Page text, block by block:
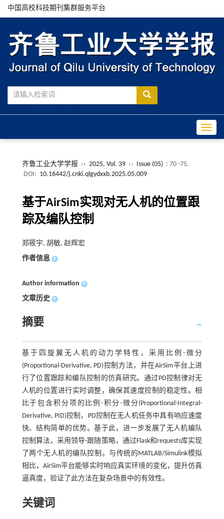
中国高校科技期刊集群服务平台
齐鲁工业大学学报 ›› 2025, Vol. 39 ›› Issue (05) : 70 -75.
DOI: 10.16442/j.cnki.qlgydxxb.2025.05.009
基于AirSim实现对无人机的位置跟
踪及编队控制
郑筱宇, 胡敏, 赵辉宏
作者信息 +
Author information +
文章历史 +
摘要
基于四旋翼无人机的动力学特性，采用比例-微分
(Proportional-Derivative, PD)控制方法，并在AirSim平台上进
行了位置跟踪和编队控制的仿真研究。通过PD控制律对无
人机的位置进行实时调整，确保其速度控制的稳定性。相
比于包含积分项的比例-积分-微分(Proportional-Integral-
Derivative, PID)控制，PD控制在无人机任务中具有响应速度
快、结构简单的优势。基于此，进一步发展了无人机编队
控制算法，采用领导-跟随策略，通过Flask和requests库实现
了两个无人机的编队控制。与传统的MATLAB/Simulink模拟
相比，AirSim平台能够实时响应真实环境的变化，提升仿真
逼真度，验证了此方法在复杂场景中的有效性。
关键词